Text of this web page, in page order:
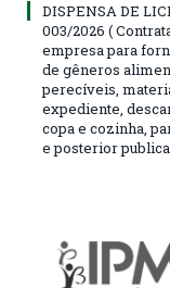
DISPENSA DE
003/2026 (
empresa para
de gêneros
perecíveis,
expediente,
copa e cozinha,
e posterior